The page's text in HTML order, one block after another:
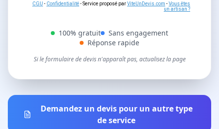
CGU - Confidentialité- Service proposé parViteUnDevis.com -Vous êtes
un artisan ?
100% gratuit
Sans engagement
Réponse rapide
Si le formulaire de devis n'apparaît pas, actualisez la page
Demandez un devis pour un autre type
de service